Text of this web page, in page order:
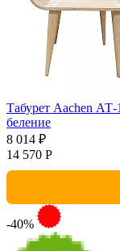
Табурет Aachen АТ-
беление
8 014 ₽
14 570 Р
-40%